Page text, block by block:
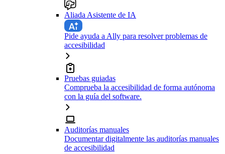
Aliada Asistente de IA
Pide ayuda a Ally para resolver problemas de
accesibilidad
Pruebas guiadas
Comprueba la accesibilidad de forma autónoma
con la guía del software.
Auditorías manuales
Documentar digitalmente las auditorías manuales
de accesibilidad